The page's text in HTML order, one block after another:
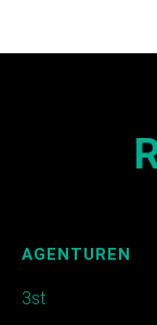
AGENTUREN
3st